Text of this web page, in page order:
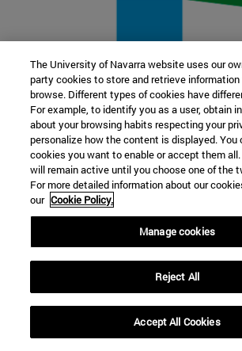
22 SEP
FUNCIÓN Y FICCIÓN.
Más información
The University of Navarra website uses our
party cookies to store and retrieve information
browse. Different types of cookies have
For example, to identify you as a user, obtain
about your browsing habits respecting your
personalize how the content is displayed.
cookies you want to enable or accept them
will remain active until you choose one of the
For more detailed information about our
our Cookie Policy.
Manage cookies
Reject All
Accept All Cookies